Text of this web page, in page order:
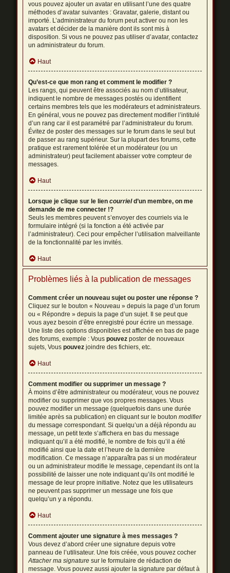
vous pouvez ajouter un avatar en utilisant l’une des quatre
méthodes d’avatar suivantes : Gravatar, galerie, distant ou
importé. L’administrateur du forum peut activer ou non les
avatars et décider de la manière dont ils sont mis à
disposition. Si vous ne pouvez pas utiliser d’avatar, contactez
un administrateur du forum.
Haut
Qu’est-ce que mon rang et comment le modifier ?
Les rangs, qui peuvent être associés au nom d’utilisateur,
indiquent le nombre de messages postés ou identifient
certains membres tels que les modérateurs et administrateurs.
En général, vous ne pouvez pas directement modifier l’intitulé
d’un rang car il est paramétré par l’administrateur du forum.
Évitez de poster des messages sur le forum dans le seul but
de passer au rang supérieur. Sur la plupart des forums, cette
pratique est rarement tolérée et un modérateur (ou un
administrateur) peut facilement abaisser votre compteur de
messages.
Haut
Lorsque je clique sur le liencourrield’un membre, on me
demande de me connecter !?
Seuls les membres peuvent s’envoyer des courriels via le
formulaire intégré (si la fonction a été activée par
l’administrateur). Ceci pour empêcher l’utilisation malveillante
de la fonctionnalité par les invités.
Haut
Problèmes liés à la publication de messages
Comment créer un nouveau sujet ou poster une réponse ?
Cliquez sur le bouton « Nouveau » depuis la page d’un forum
ou « Répondre » depuis la page d’un sujet. Il se peut que
vous ayez besoin d’être enregistré pour écrire un message.
Une liste des options disponibles est affichée en bas de page
des forums, exemple : Vouspouvez poster de nouveaux
sujets, Vouspouvez joindre des fichiers, etc.
Haut
Comment modifier ou supprimer un message ?
À moins d’être administrateur ou modérateur, vous ne pouvez
modifier ou supprimer que vos propres messages. Vous
pouvez modifier un message (quelquefois dans une durée
limitée après sa publication) en cliquant sur le boutonmodifier
du message correspondant. Si quelqu’un a déjà répondu au
message, un petit texte s’affichera en bas du message
indiquant qu’il a été modifié, le nombre de fois qu’il a été
modifié ainsi que la date et l’heure de la dernière
modification. Ce message n’apparaîtra pas si un modérateur
ou un administrateur modifie le message, cependant ils ont la
possibilité de laisser une note indiquant qu’ils ont modifié le
message de leur propre initiative. Notez que les utilisateurs
ne peuvent pas supprimer un message une fois que
quelqu’un y a répondu.
Haut
Comment ajouter une signature à mes messages ?
Vous devez d’abord créer une signature depuis votre
panneau de l’utilisateur. Une fois créée, vous pouvez cocher
Attacher ma signature sur le formulaire de rédaction de
message. Vous pouvez aussi ajouter la signature par défaut à